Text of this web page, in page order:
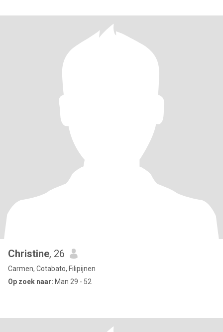
Christine, 26
Carmen, Cotabato, Filipijnen
Op zoek naar: Man 29 - 52